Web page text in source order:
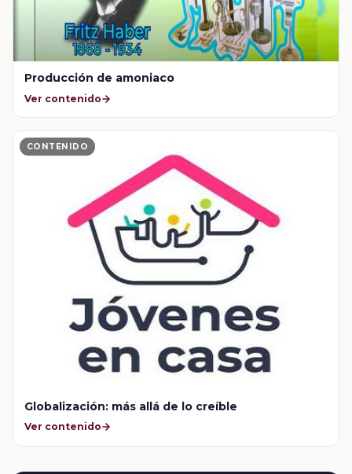
Producción de amoniaco
Ver contenido
CONTENIDO
Globalización: más allá de lo creíble
Ver contenido